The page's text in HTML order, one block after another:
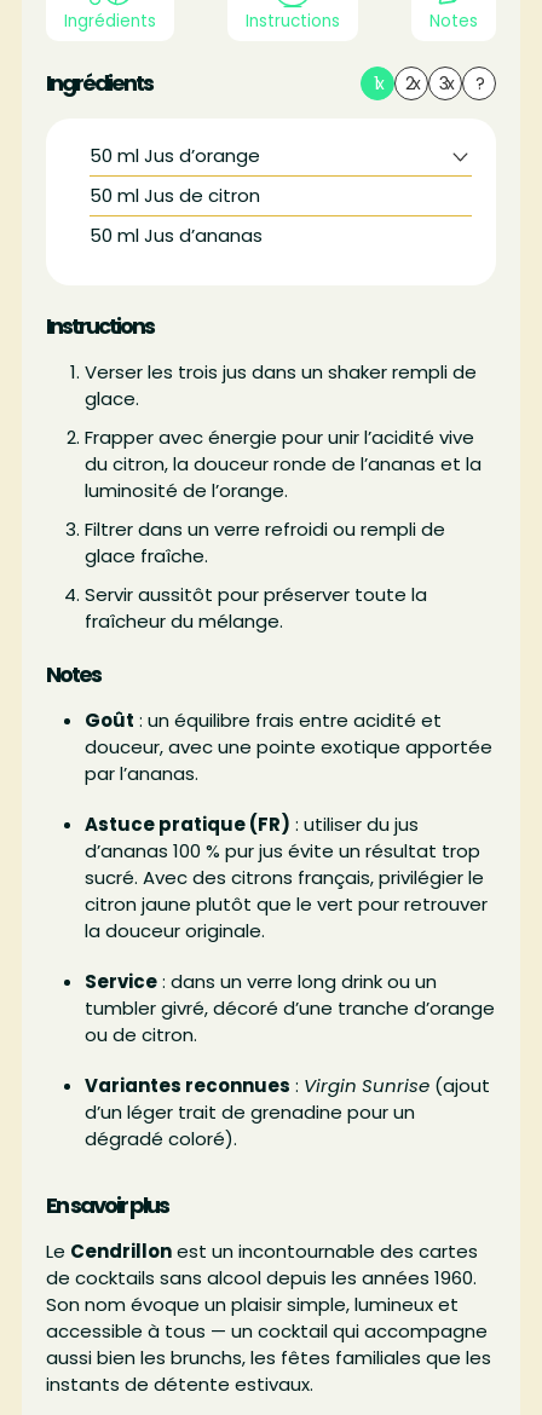
Ingrédients Instructions Notes
Ingrédients 1x 2x 3x ?
50 mlJus d’orange
50 mlJus de citron
50 mlJus d’ananas
Instructions
Verser les trois jus dans un shaker rempli de
glace.
Frapper avec énergie pour unir l’acidité vive
du citron, la douceur ronde de l’ananas et la
luminosité de l’orange.
Filtrer dans un verre refroidi ou rempli de
glace fraîche.
Servir aussitôt pour préserver toute la
fraîcheur du mélange.
Notes
Goût : un équilibre frais entre acidité et
douceur, avec une pointe exotique apportée
par l’ananas.
Astuce pratique (FR) : utiliser du jus
d’ananas 100 % pur jus évite un résultat trop
sucré. Avec des citrons français, privilégier le
citron jaune plutôt que le vert pour retrouver
la douceur originale.
Service: dans un verre long drink ou un
tumbler givré, décoré d’une tranche d’orange
ou de citron.
Variantes reconnues : Virgin Sunrise(ajout
d’un léger trait de grenadine pour un
dégradé coloré).
En savoir plus
Le Cendrillonest un incontournable des cartes
de cocktails sans alcool depuis les années 1960.
Son nom évoque un plaisir simple, lumineux et
accessible à tous — un cocktail qui accompagne
aussi bien les brunchs, les fêtes familiales que les
instants de détente estivaux.